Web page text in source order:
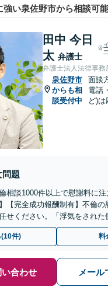
強い泉佐野市から相談可
田中 今日
太 弁護士
弁護士法人法律事務
泉佐野市
からも相
談受付中
面談
電話
ど)は
問題
相談1000件以上で慰謝料に
【完全成功報酬制有】不倫の
せください。「浮気をされた
護士！
件) 料
合わせ メール